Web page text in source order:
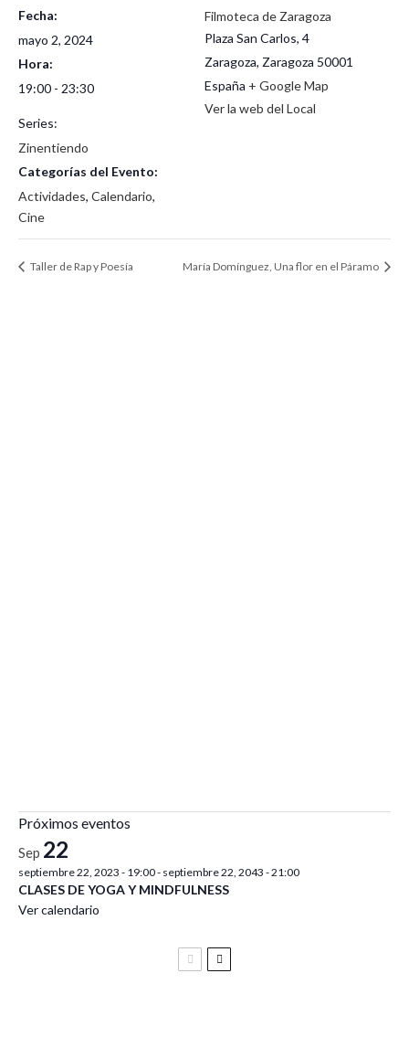
Fecha:
mayo 2, 2024
Hora:
19:00 - 23:30
Series:
Zinentiendo
Categorías del Evento:
Actividades, Calendario,
Cine
Filmoteca de Zaragoza
Plaza San Carlos, 4
Zaragoza, Zaragoza 50001
España + Google Map
Ver la web del Local
Taller de Rap y Poesía María Domínguez, Una flor en el Páramo
Próximos eventos
Sep 22
septiembre 22, 2023 - 19:00- septiembre 22, 2043 - 21:00
CLASES DE YOGA Y MINDFULNESS
Ver calendario